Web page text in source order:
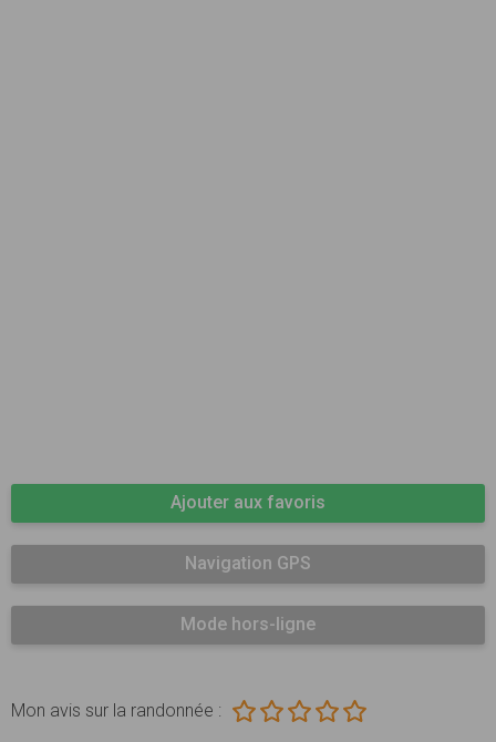
Ajouter aux favoris
Navigation GPS
Mode hors-ligne
Mon avis sur la randonnée :